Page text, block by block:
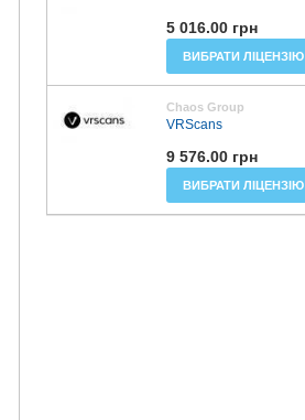
5 016.00 грн
ВИБРАТИ ЛІЦЕНЗІЮ
Chaos Group
VRScans
9 576.00 грн
ВИБРАТИ ЛІЦЕНЗІЮ